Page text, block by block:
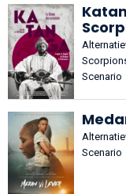
Scenario
Scenario